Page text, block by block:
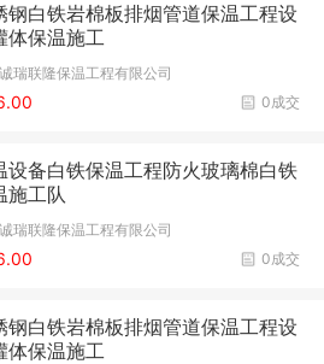
钢白铁岩棉板排烟管道保温工程设
体保温施工
瑞联隆保温工程有限公司
0成交
设备白铁保温工程防火玻璃棉白铁
施工队
瑞联隆保温工程有限公司
0成交
钢白铁岩棉板排烟管道保温工程设
体保温施工